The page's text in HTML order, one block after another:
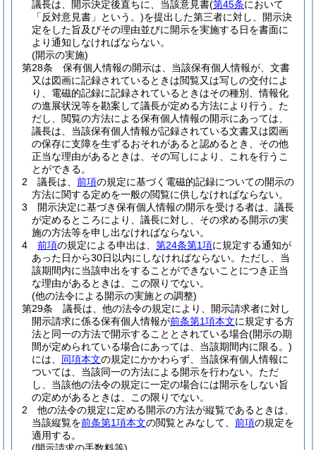
議長は、開示決定後直ちに、当該意見書(第45条において
「反対意見書」という。)を提出した第三者に対し、開示決
定をした旨及びその理由並びに開示を実施する日を書面に
より通知しなければならない。
(開示の実施)
第28条
保有個人情報の開示は、当該保有個人情報が、文書
又は図画に記録されているときは閲覧又は写しの交付によ
り、電磁的記録に記録されているときはその種別、情報化
の進展状況等を勘案して議長が定める方法により行う。 た
だし、閲覧の方法による保有個人情報の開示にあっては、
議長は、当該保有個人情報が記録されている文書又は図画
の保存に支障を生ずるおそれがあると認めるとき、その他
正当な理由があるときは、その写しにより、これを行うこ
とができる。
2
議長は、 前項の規定に基づく電磁的記録についての開示の
方法に関する定めを一般の閲覧に供しなければならない。
3
開示決定に基づき保有個人情報の開示を受ける者は、議長
が定めるところにより、議長に対し、その求める開示の実
施の方法等を申し出なければならない。
4
前項の規定による申出は、 第24条第1項に規定する通知が
あった日から30日以内にしなければならない。 ただし、当
該期間内に当該申出をすることができないことにつき正当
な理由があるときは、この限りでない。
(他の法令による開示の実施との調整)
第29条
議長は、他の法令の規定により、開示請求者に対し
開示請求に係る保有個人情報が前条第1項本文に規定する方
法と同一の方法で開示することとされている場合(開示の期
間が定められている場合にあっては、当該期間内に限る。)
には、 同項本文の規定にかかわらず、当該保有個人情報に
ついては、当該同一の方法による開示を行わない。 ただ
し、当該他の法令の規定に一定の場合には開示をしない旨
の定めがあるときは、この限りでない。
2
他の法令の規定に定める開示の方法が縦覧であるときは、
当該縦覧を前条第1項本文の閲覧とみなして、 前項の規定を
適用する。